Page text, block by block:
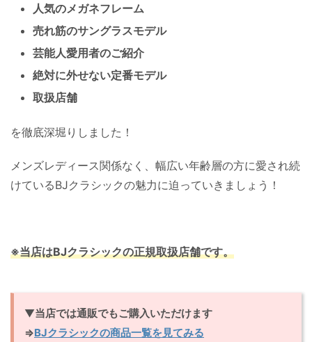
人気のメガネフレーム
売れ筋のサングラスモデル
芸能人愛用者のご紹介
絶対に外せない定番モデル
取扱店舗
を徹底深堀りしました！
メンズレディース関係なく、幅広い年齢層の方に愛され続
けているBJクラシックの魅力に迫っていきましょう！
※当店はBJクラシックの正規取扱店舗です。
▼当店では通販でもご購入いただけます
⇒BJクラシックの商品一覧を見てみる